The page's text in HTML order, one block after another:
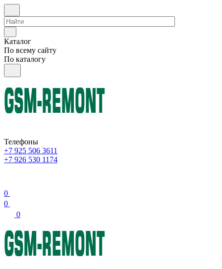
Каталог
По всему сайту
По каталогу
Телефоны
+7 925 506 3611
+7 926 530 1174
0
0
0